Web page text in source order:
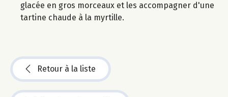
glacée en gros morceaux et les accompagner d'une
tartine chaude à la myrtille.
Retour à la liste